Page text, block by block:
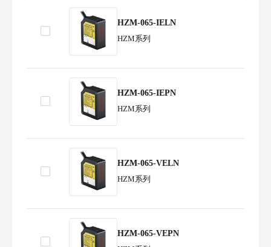
HZM-065-IELN
HZM系列
HZM-065-IEPN
HZM系列
HZM-065-VELN
HZM系列
HZM-065-VEPN